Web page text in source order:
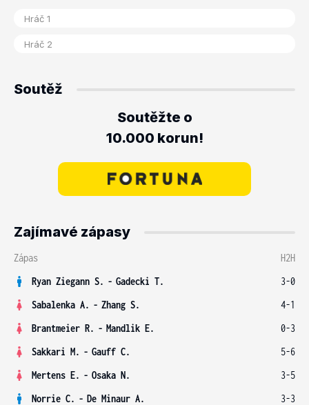
Soutěž
Soutěžte o
10.000 korun!
Zajímavé zápasy
Zápas
H2H
Ryan Ziegann S. - Gadecki T.
3-0
Sabalenka A. - Zhang S.
4-1
Brantmeier R. - Mandlik E.
0-3
Sakkari M. - Gauff C.
5-6
Mertens E. - Osaka N.
3-5
Norrie C. - De Minaur A. 3-3